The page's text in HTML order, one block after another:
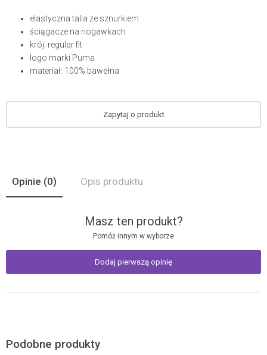
elastyczna talia ze sznurkiem
ściągacze na nogawkach
krój: regular fit
logo marki Puma
materiał: 100% bawełna
Zapytaj o produkt
Opinie (0) Opis produktu
Masz ten produkt?
Pomóż innym w wyborze
Dodaj pierwszą opinię
Podobne produkty